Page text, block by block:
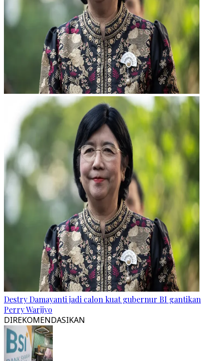
Destry Damayanti jadi calon kuat gubernur BI gantikan
Perry Warjiyo
DIREKOMENDASIKAN